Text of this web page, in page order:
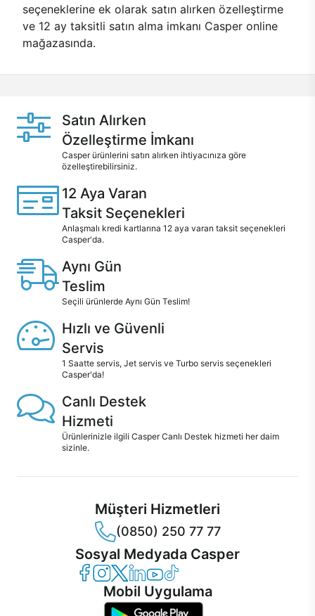
seçeneklerine ek olarak satın alırken özelleştirme
ve 12 ay taksitli satın alma imkanı Casper online
mağazasında.
Satın Alırken
Özelleştirme İmkanı
Casper ürünlerini satın alırken ihtiyacınıza göre
özelleştirebilirsiniz.
12 Aya Varan
Taksit Seçenekleri
Anlaşmalı kredi kartlarına 12 aya varan taksit seçenekleri
Casper'da.
Aynı Gün
Teslim
Seçili ürünlerde Aynı Gün Teslim!
Hızlı ve Güvenli
Servis
1 Saatte servis, Jet servis ve Turbo servis seçenekleri
Casper'da!
Canlı Destek
Hizmeti
Ürünlerinizle ilgili Casper Canlı Destek hizmeti her daim
sizinle.
Müşteri Hizmetleri
(0850) 250 77 77
Sosyal Medyada Casper
Casper Facebook
Casper Instagram
Casper Twitter
Casper LinkedIn
Casper YouTube
Casper TikTok
Mobil Uygulama